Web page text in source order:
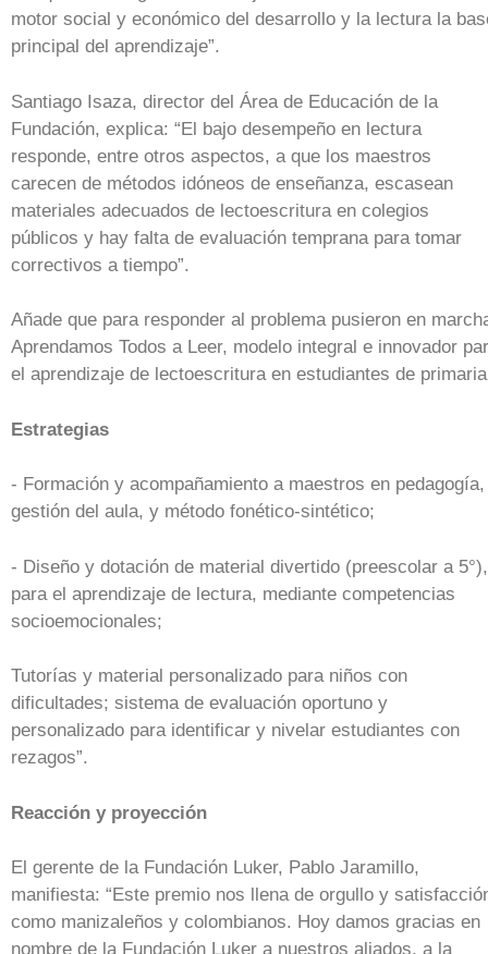
motor social y económico del desarrollo y la lectura la
principal del aprendizaje”.
Santiago Isaza, director del Área de Educación de la
Fundación, explica: “El bajo desempeño en lectura
responde, entre otros aspectos, a que los maestros
carecen de métodos idóneos de enseñanza, escasean
materiales adecuados de lectoescritura en colegios
públicos y hay falta de evaluación temprana para tomar
correctivos a tiempo”.
Añade que para responder al problema pusieron en
Aprendamos Todos a Leer, modelo integral e innovador
el aprendizaje de lectoescritura en estudiantes de
Estrategias
- Formación y acompañamiento a maestros en pedagogía,
gestión del aula, y método fonético-sintético;
- Diseño y dotación de material divertido (preescolar a 5°),
para el aprendizaje de lectura, mediante competencias
socioemocionales;
Tutorías y material personalizado para niños con
dificultades; sistema de evaluación oportuno y
personalizado para identificar y nivelar estudiantes con
rezagos”.
Reacción y proyección
El gerente de la Fundación Luker, Pablo Jaramillo,
manifiesta: “Este premio nos llena de orgullo y
como manizaleños y colombianos. Hoy damos gracias en
nombre de la Fundación Luker a nuestros aliados, a la